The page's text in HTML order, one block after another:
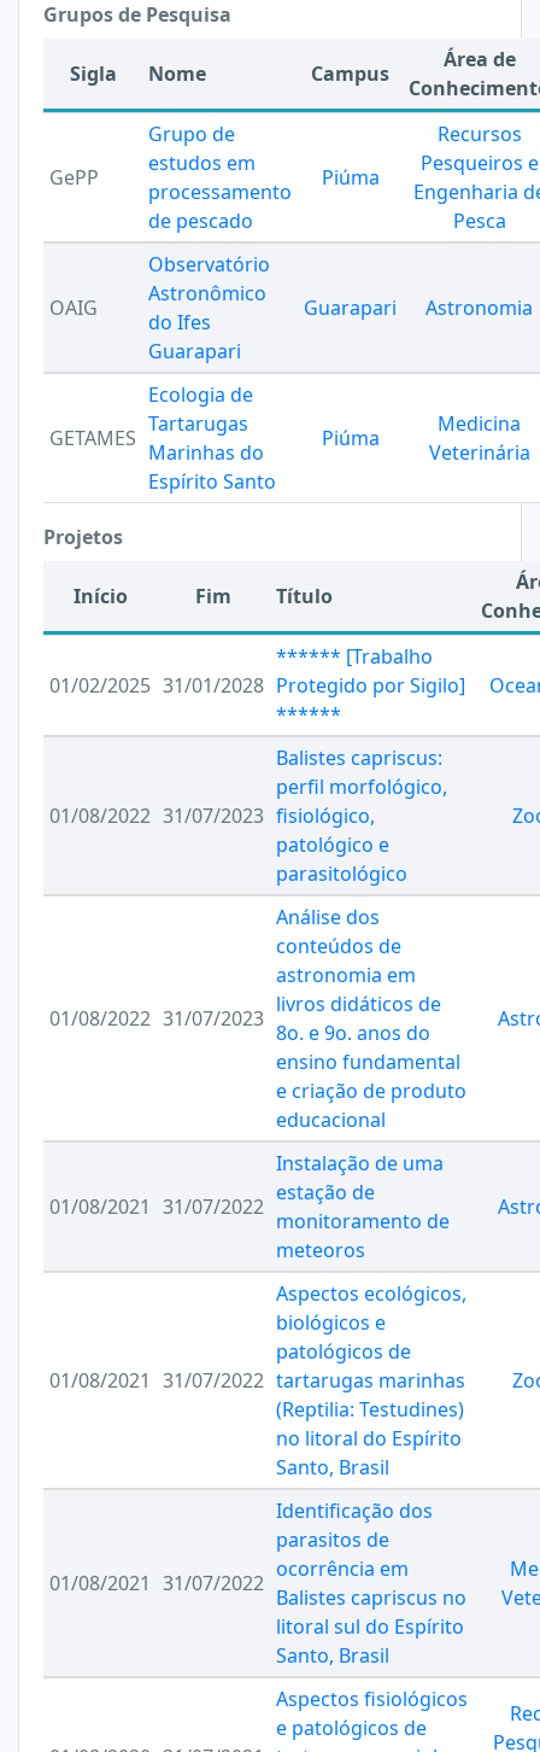
Grupos de Pesquisa
Sigla Nome Campus
Área de
GePP
Grupo de
estudos em
processamento
de pescado
Piúma
Recursos
Pesqueiros e
Engenharia
Pesca
OAIG
Observatório
Astronômico
do Ifes
Guarapari
Guarapari Astronomia
GETAMES
Ecologia de
Tartarugas
Marinhas do
Espírito Santo
Piúma
Medicina
Veterinária
Projetos
Início Fim Título
01/02/2025 31/01/2028
****** [Trabalho
Protegido por Sigilo]
******
01/08/2022 31/07/2023
Balistes capriscus:
perfil morfológico,
fisiológico,
patológico e
parasitológico
01/08/2022 31/07/2023
Análise dos
conteúdos de
astronomia em
livros didáticos de
8o. e 9o. anos do
ensino fundamental
e criação de produto
educacional
01/08/2021 31/07/2022
Instalação de uma
estação de
monitoramento de
meteoros
01/08/2021 31/07/2022
Aspectos ecológicos,
biológicos e
patológicos de
tartarugas marinhas
(Reptilia: Testudines)
no litoral do Espírito
Santo, Brasil
01/08/2021 31/07/2022
Identificação dos
parasitos de
ocorrência em
Balistes capriscus no
litoral sul do Espírito
Santo, Brasil
Aspectos fisiológicos
e patológicos de